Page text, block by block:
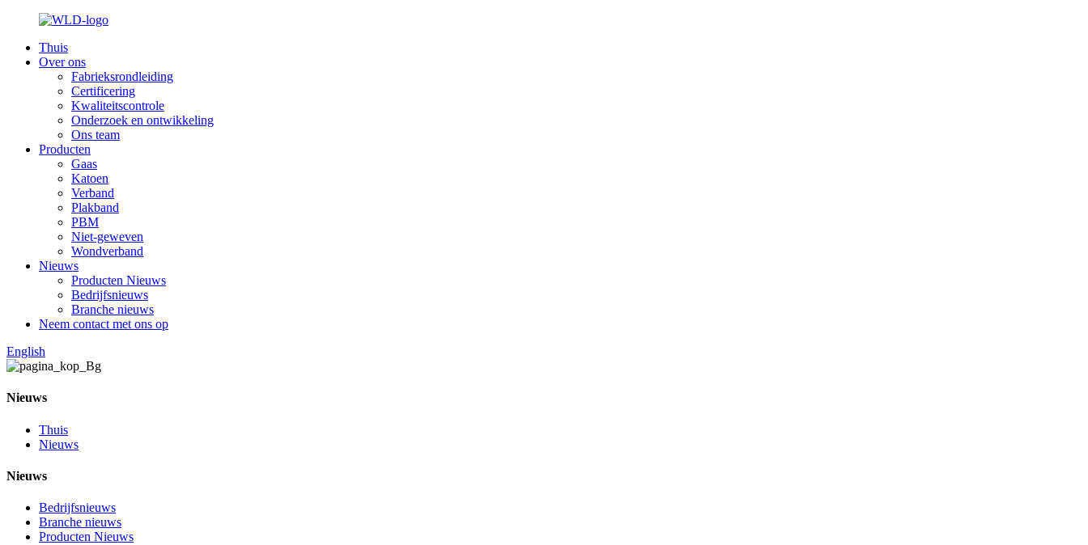
Thuis
Over ons
Fabrieksrondleiding
Certificering
Kwaliteitscontrole
Onderzoek en ontwikkeling
Ons team
Producten
Gaas
Katoen
Verband
Plakband
PBM
Niet-geweven
Wondverband
Nieuws
Producten Nieuws
Bedrijfsnieuws
Branche nieuws
Neem contact met ons op
English
Nieuws
Thuis
Nieuws
Nieuws
Bedrijfsnieuws
Branche nieuws
Producten Nieuws